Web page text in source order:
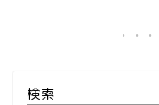
検索